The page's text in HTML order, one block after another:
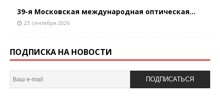
39-я Московская международная оптическая...
23 сентября 2026
ПОДПИСКА НА НОВОСТИ
ПОДПИСАТЬСЯ